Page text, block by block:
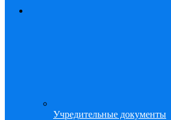
Учредительные документы